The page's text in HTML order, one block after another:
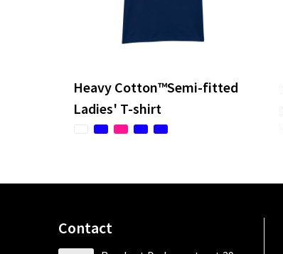
Heavy Cotton™Semi-fitted
Ladies' T-shirt
Contact